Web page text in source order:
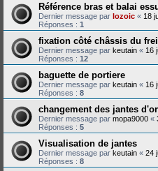
Référence bras et balai
Dernier message par lozoic « 18
Réponses : 1
fixation côté châssis du
Dernier message par keutain « 16
Réponses : 12
baguette de portiere
Dernier message par keutain « 16
Réponses : 8
changement des jantes
Dernier message par mopa9000 «
Réponses : 5
Visualisation de jantes
Dernier message par keutain « 24
Réponses : 8